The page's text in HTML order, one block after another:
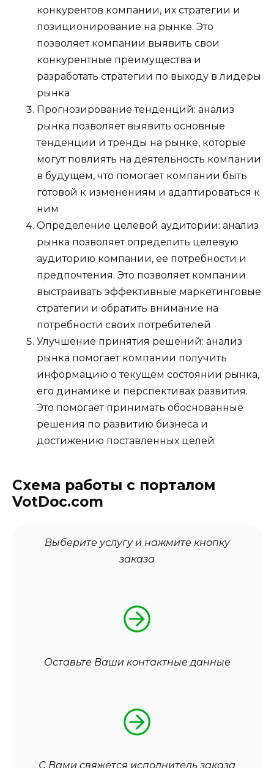
конкурентов компании, их стратегии и
позиционирование на рынке. Это
позволяет компании выявить свои
конкурентные преимущества и
разработать стратегии по выходу в лидеры
рынка
Прогнозирование тенденций: анализ
рынка позволяет выявить основные
тенденции и тренды на рынке, которые
могут повлиять на деятельность компании
в будущем, что помогает компании быть
готовой к изменениям и адаптироваться к
ним
Определение целевой аудитории: анализ
рынка позволяет определить целевую
аудиторию компании, ее потребности и
предпочтения. Это позволяет компании
выстраивать эффективные маркетинговые
стратегии и обратить внимание на
потребности своих потребителей
Улучшение принятия решений: анализ
рынка помогает компании получить
информацию о текущем состоянии рынка,
его динамике и перспективах развития.
Это помогает принимать обоснованные
решения по развитию бизнеса и
достижению поставленных целей
Схема работы с порталом
VotDoc.com
Выберите услугу и нажмите кнопку
заказа
Оставьте Ваши контактные данные
С Вами свяжется исполнитель заказа